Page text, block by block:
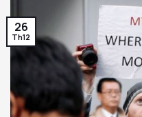
26
Th12